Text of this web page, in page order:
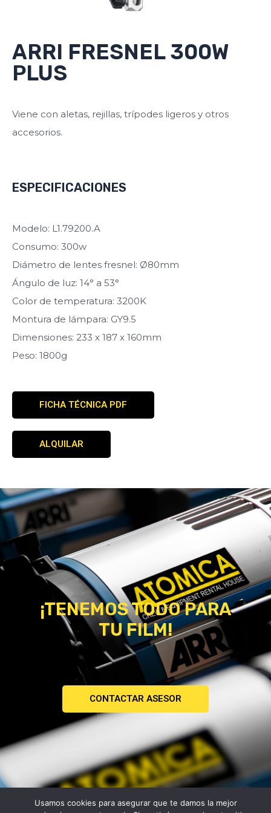
ARRI FRESNEL 300W
PLUS
Viene con aletas, rejillas, trípodes ligeros y otros
accesorios.
ESPECIFICACIONES
Modelo: L1.79200.A
Consumo: 300w
Diámetro de lentes fresnel: Ø80mm
Ángulo de luz: 14° a 53°
Color de temperatura: 3200K
Montura de lámpara: GY9.5
Dimensiones: 233 x 187 x 160mm
Peso: 1800g
FICHA TÉCNICA PDF
ALQUILAR
¡TENEMOS TODO PARA
TU FILM!
CONTACTAR ASESOR
Copyright © 2026
Usamos cookies para asegurar que te damos la mejor